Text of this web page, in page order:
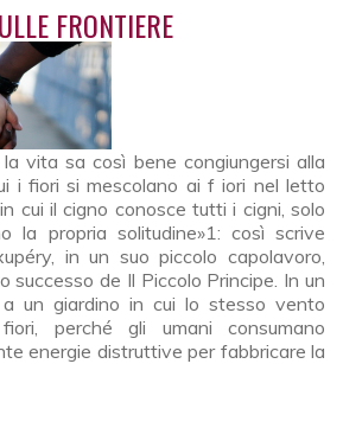
FRONTIERE
vita sa così bene congiungersi alla
i fiori si mescolano ai f iori nel letto
cui il cigno conosce tutti i cigni, solo
la propria solitudine»1: così scrive
in un suo piccolo capolavoro,
successo de Il Piccolo Principe. In un
a un giardino in cui lo stesso vento
perché gli umani consumano
energie distruttive per fabbricare la